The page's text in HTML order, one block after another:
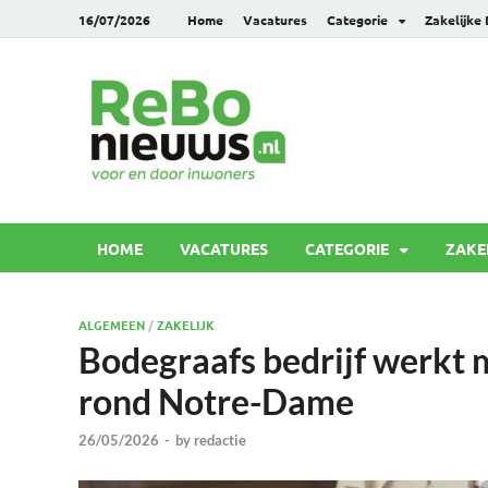
16/07/2026 Home Vacatures Categorie Zakelijke
HOME VACATURES CATEGORIE
ALGEMEEN /ZAKELIJK
Bodegraafs bedrijf werkt
rond Notre-Dame
26/05/2026 - by redactie